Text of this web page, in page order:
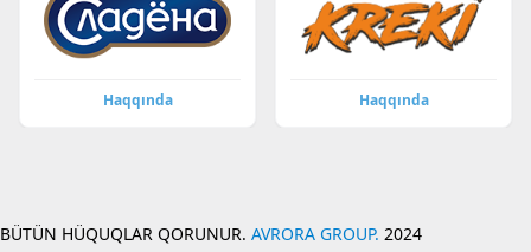
Haqqında Haqqında
BÜTÜN HÜQUQLAR QORUNUR. AVRORA GROUP. 2024